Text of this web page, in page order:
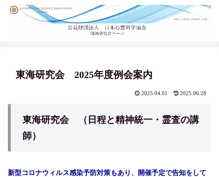
東海研究会 2025年度例会案内
2025.04.01 2025.06.28
東海研究会 （日程と精神統一・霊査の講
師）
新型コロナウィルス感染予防対策もあり、開催予定で告知をして